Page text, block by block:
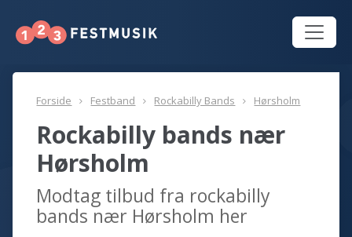
Forside Festband Rockabilly Bands Hørsholm
Rockabilly bands nær
Hørsholm
Modtag tilbud fra rockabilly
bands nær Hørsholm her